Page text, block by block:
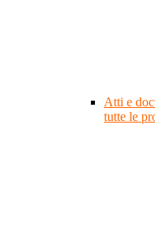
Atti e
tutte le